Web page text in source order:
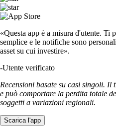
«Questa app è a misura d'utente. Ti
semplice e le notifiche sono
asset su cui investire».
-Utente verificato
Recensioni basate su casi singoli.
e può comportare la perdita totale
soggetti a variazioni regionali.
Scarica l'app